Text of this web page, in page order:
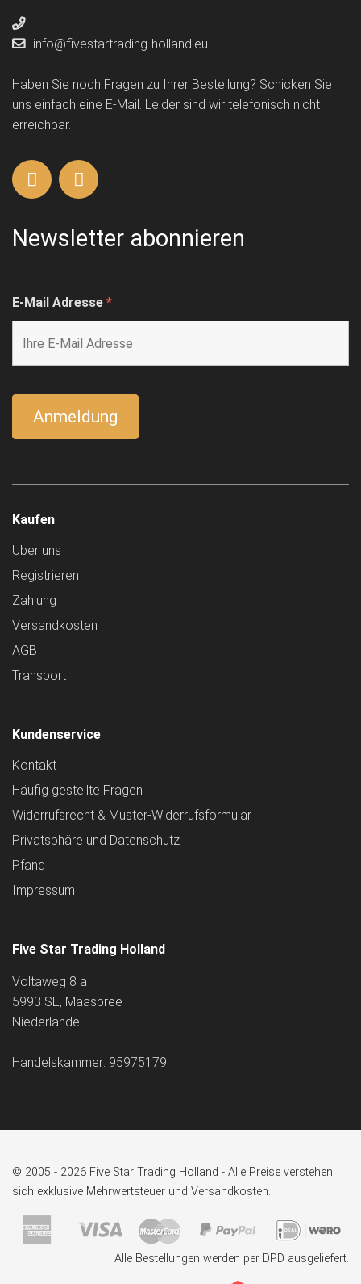
info@fivestartrading-holland.eu
Haben Sie noch Fragen zu Ihrer Bestellung? Schicken Sie
uns einfach eine E-Mail. Leider sind wir telefonisch nicht
erreichbar.
Newsletter abonnieren
E-Mail Adresse *
Kaufen
Über uns
Registrieren
Zahlung
Versandkosten
AGB
Transport
Kundenservice
Kontakt
Häufig gestellte Fragen
Widerrufsrecht & Muster-Widerrufsformular
Privatsphäre und Datenschutz
Pfand
Impressum
Five Star Trading Holland
Voltaweg 8 a
5993 SE, Maasbree
Niederlande
Handelskammer: 95975179
© 2005 - 2026 Five Star Trading Holland - Alle Preise verstehen
sich exklusive Mehrwertsteuer und Versandkosten.
Alle Bestellungen werden per DPD ausgeliefert.